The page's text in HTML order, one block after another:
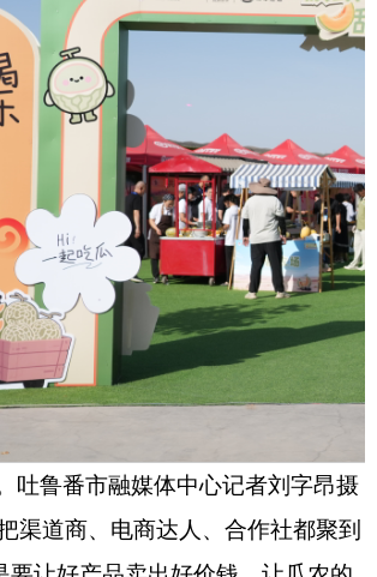
吐鲁番市融媒体中心记者刘字昂摄
渠道商、电商达人、合作社都聚到